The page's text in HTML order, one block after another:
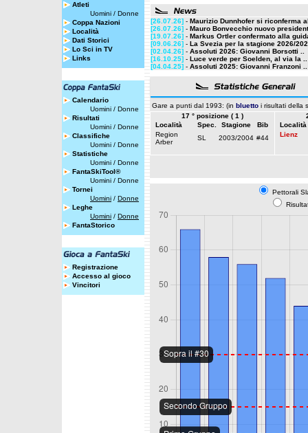
Atleti
Uomini / Donne
Coppa Nazioni
Località
Dati Storici
Lo Sci in TV
Links
Calendario
Uomini / Donne
Risultati
Uomini / Donne
Classifiche
Uomini / Donne
Statistiche
Uomini / Donne
FantaSkiTool®
Uomini / Donne
Tornei
Uomini / Donne
Leghe
Uomini / Donne
FantaStorico
Registrazione
Accesso al gioco
Vincitori
[26.07.26] - Maurizio Dunnhofer si riconferma
[26.07.26] - Mauro Bonvecchio nuovo
[19.07.26] - Markus Ortler confermato alla
[09.06.26] - La Svezia per la stagione 2026/
[02.04.26] - Assoluti 2026: Giovanni Borsotti ..
[16.10.25] - Luce verde per Soelden, al via la ..
[04.04.25] - Assoluti 2025: Giovanni Franzoni ..
Gare a punti dal 1993: (in bluetto i risultati della
17 ° posizione ( 1 )
Località
Spec. Stagione
Bib
Region
Arber
SL 2003/2004 #44
Località
Lienz
Pettorali